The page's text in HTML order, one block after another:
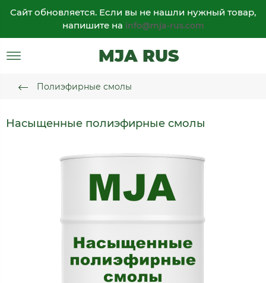
Сайт обновляется. Если вы не нашли нужный товар,
напишите на info@mja-rus.com
MJA RUS
Полиэфирные смолы
Насыщенные полиэфирные смолы